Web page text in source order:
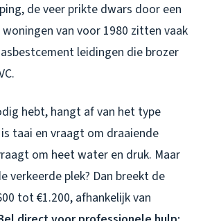
de veer prikte dwars door een
van voor 1980 zitten vaak
leidingen die brozer
hebt, hangt af van het type
taai en vraagt om draaiende
om heet water en druk. Maar
verkeerde plek? Dan breekt de
tot €1.200, afhankelijk van